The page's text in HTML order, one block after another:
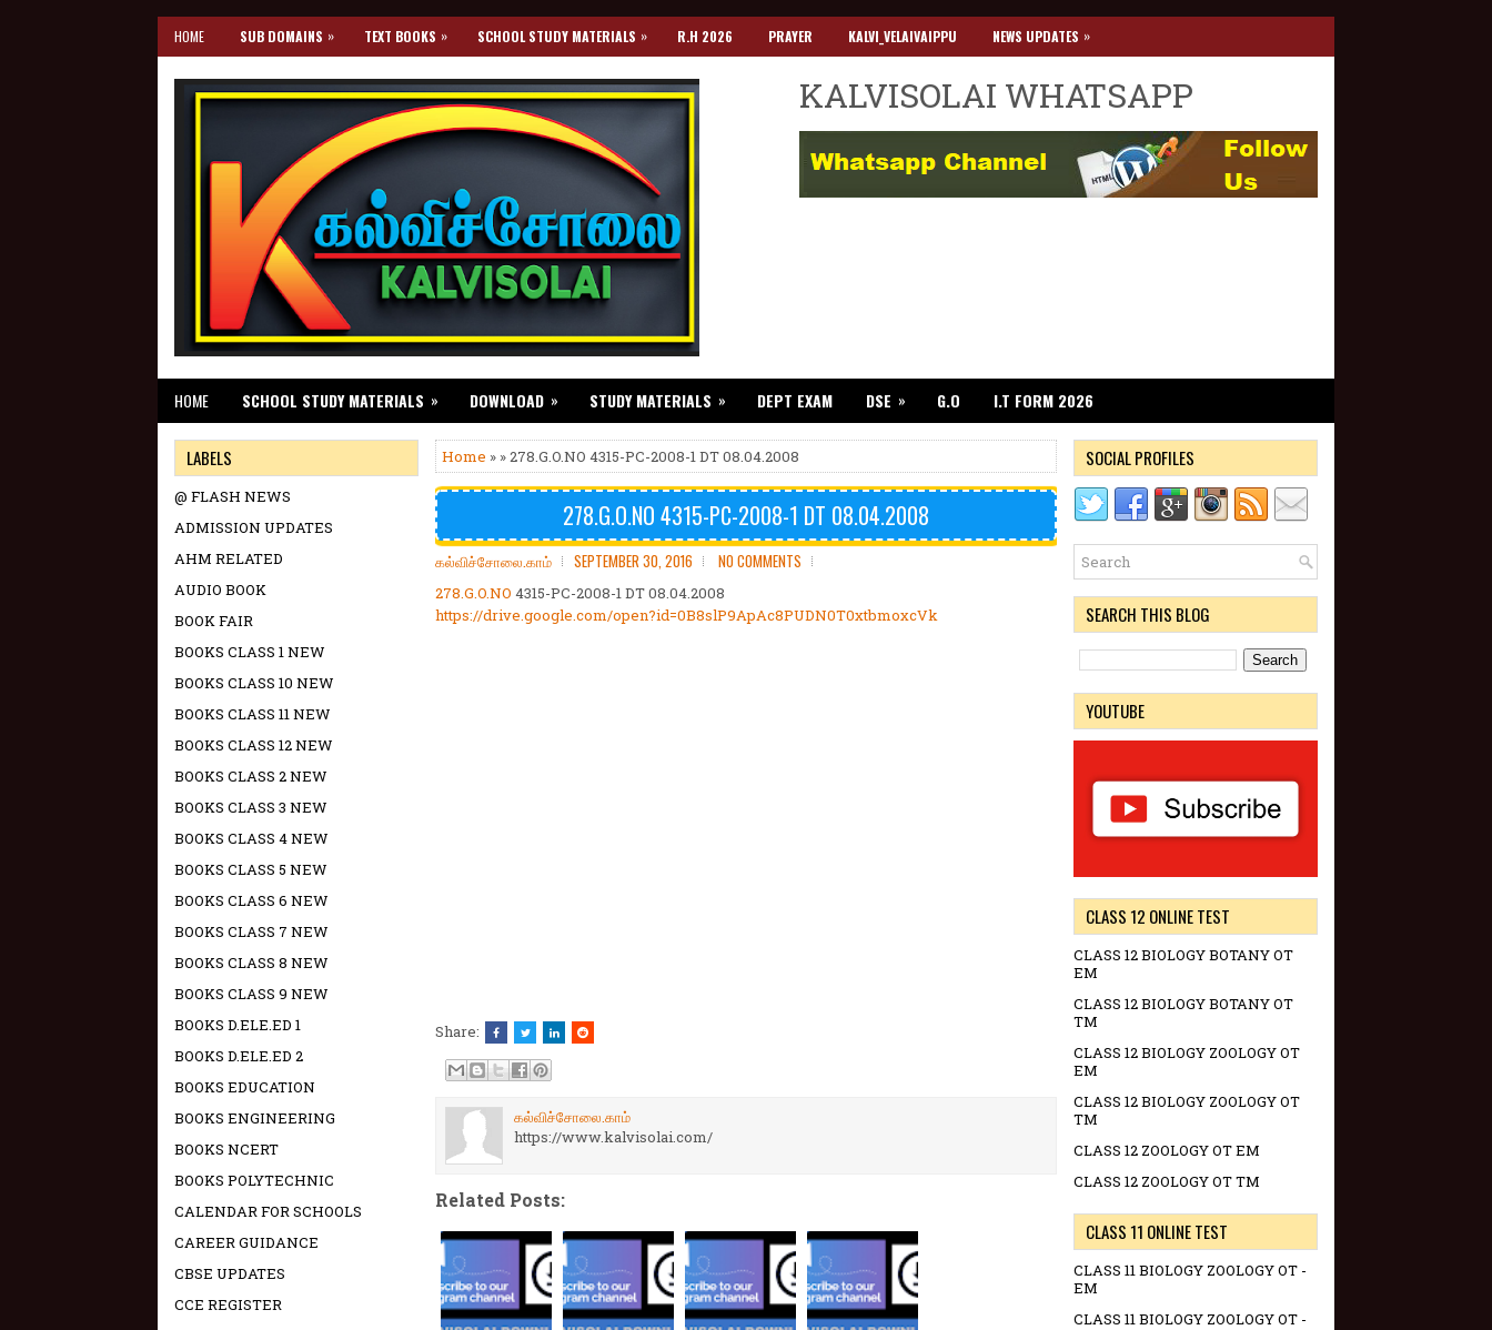
HOME SUB DOMAINS » TEXT BOOKS » SCHOOL STUDY MATERIALS » R.H 2026 PRAYER KALVI_VELAIVAIPPU NEWS UPDATES »
KALVISOLAI WHATSAPP
HOME SCHOOL STUDY MATERIALS » DOWNLOAD » STUDY MATERIALS » DEPT EXAM DSE » G.O I.T FORM 2026
Home » » 278.G.O.NO 4315-PC-2008-1 DT 08.04.2008
278.G.O.NO 4315-PC-2008-1 DT 08.04.2008
கல்விச்சோலை.காம் SEPTEMBER 30, 2016 NO COMMENTS
278.G.O.NO 4315-PC-2008-1 DT 08.04.2008
https://drive.google.com/open?id=0B8slP9ApAc8PUDN0T0xtbmoxcVk
Share:
கல்விச்சோலை.காம்
https://www.kalvisolai.com/
Related Posts:
LABELS
@ FLASH NEWS
ADMISSION UPDATES
AHM RELATED
AUDIO BOOK
BOOK FAIR
BOOKS CLASS 1 NEW
BOOKS CLASS 10 NEW
BOOKS CLASS 11 NEW
BOOKS CLASS 12 NEW
BOOKS CLASS 2 NEW
BOOKS CLASS 3 NEW
BOOKS CLASS 4 NEW
BOOKS CLASS 5 NEW
BOOKS CLASS 6 NEW
BOOKS CLASS 7 NEW
BOOKS CLASS 8 NEW
BOOKS CLASS 9 NEW
BOOKS D.ELE.ED 1
BOOKS D.ELE.ED 2
BOOKS EDUCATION
BOOKS ENGINEERING
BOOKS NCERT
BOOKS POLYTECHNIC
CALENDAR FOR SCHOOLS
CAREER GUIDANCE
CBSE UPDATES
CCE REGISTER
SOCIAL PROFILES
SEARCH THIS BLOG
YOUTUBE
CLASS 12 ONLINE TEST
CLASS 12 BIOLOGY BOTANY OT
EM
CLASS 12 BIOLOGY BOTANY OT
TM
CLASS 12 BIOLOGY ZOOLOGY OT
EM
CLASS 12 BIOLOGY ZOOLOGY OT
TM
CLASS 12 ZOOLOGY OT EM
CLASS 12 ZOOLOGY OT TM
CLASS 11 ONLINE TEST
CLASS 11 BIOLOGY ZOOLOGY OT -
EM
CLASS 11 BIOLOGY ZOOLOGY OT -